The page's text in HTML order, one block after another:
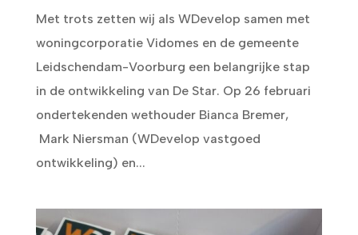
Met trots zetten wij als WDevelop samen met
woningcorporatie Vidomes en de gemeente
Leidschendam-Voorburg een belangrijke stap
in de ontwikkeling van De Star. Op 26 februari
ondertekenden wethouder Bianca Bremer,
Mark Niersman (WDevelop vastgoed
ontwikkeling) en...